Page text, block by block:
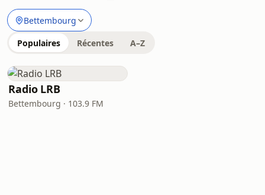
Bettembourg
Populaires Récentes A–Z
Radio LRB
Bettembourg · 103.9 FM